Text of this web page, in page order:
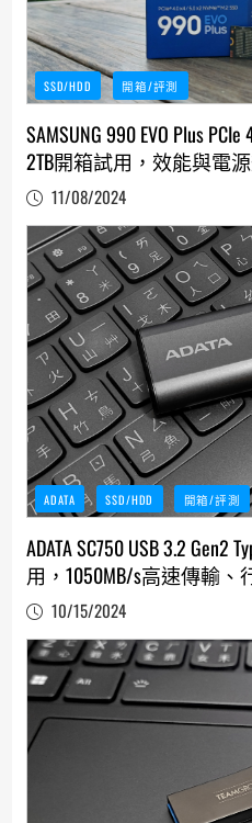
SSD/HDD 開箱/評測
SAMSUNG 990 EVO Plus
2TB開箱試用，效能與電
工作每一天
11/08/2024
ADATA SSD/HDD 開箱/評測
ADATA SC750 USB 3.2 Gen2
用，1050MB/s高速傳輸
10/15/2024